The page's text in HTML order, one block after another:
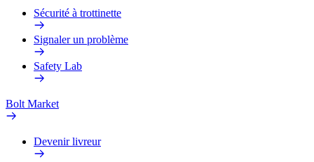
Sécurité à trottinette
Signaler un problème
Safety Lab
Bolt Market
Devenir livreur